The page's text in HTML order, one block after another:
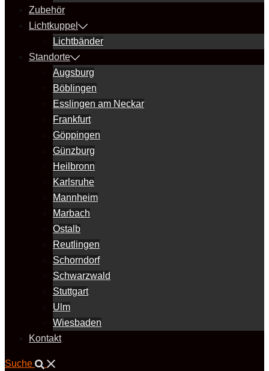
Zubehör
Lichtkuppel
Lichtbänder
Standorte
Augsburg
Böblingen
Esslingen am Neckar
Frankfurt
Göppingen
Günzburg
Heilbronn
Karlsruhe
Mannheim
Marbach
Ostalb
Reutlingen
Schorndorf
Schwarzwald
Stuttgart
Ulm
Wiesbaden
Kontakt
Suche